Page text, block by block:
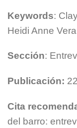
Keywords:
Heidi Anne
Sección:
Publicación:
Cita
del barro: